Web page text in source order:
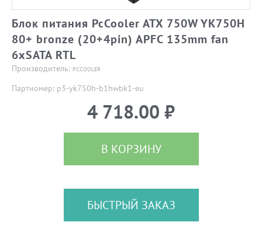
Блок питания PcCooler ATX 750W YK750H
80+ bronze (20+4pin) APFC 135mm fan
6xSATA RTL
Производитель: PCCOOLER
Партномер: p3-yk750h-b1hwbk1-eu
4 718.00 ₽
В КОРЗИНУ
БЫСТРЫЙ ЗАКАЗ